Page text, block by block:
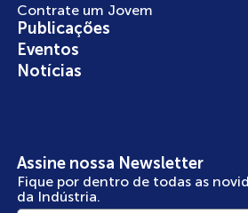
Contrate um Jovem
Publicações
Eventos
Notícias
Assine nossa Newsletter
Fique por dentro de todas as
da Indústria.